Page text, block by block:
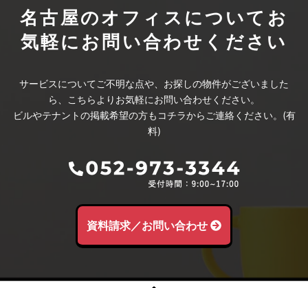
名古屋のオフィスについて お
気軽にお問い合わせください
サービスについてご不明な点や、お探しの物件がございました
ら、こちらよりお気軽にお問い合わせください。
ビルやテナントの掲載希望の方もコチラからご連絡ください。(有
料)
資料請求／お問い合わせ